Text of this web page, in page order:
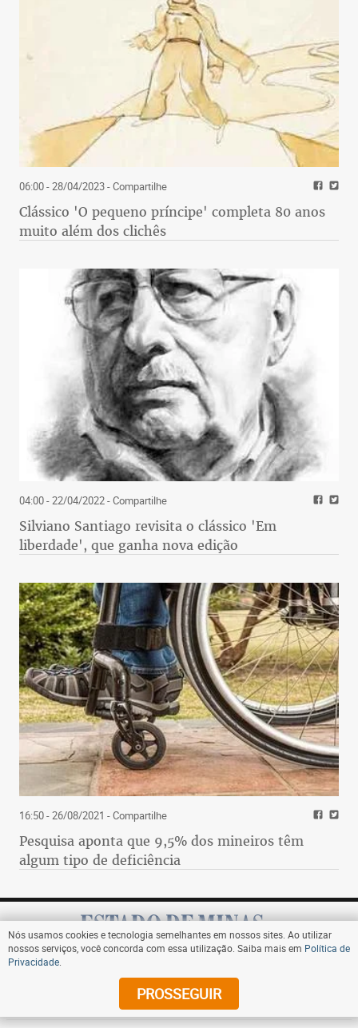
06:00 - 28/04/2023- Compartilhe
Clássico 'O pequeno príncipe' completa 80 anos
muito além dos clichês
04:00 - 22/04/2022- Compartilhe
Silviano Santiago revisita o clássico 'Em
liberdade', que ganha nova edição
16:50 - 26/08/2021 - Compartilhe
Pesquisa aponta que 9,5% dos mineiros têm
algum tipo de deficiência
Assine
Nós usamos cookies e tecnologia semelhantes em nossos sites. Ao utilizar
nossos serviços, você concorda com essa utilização. Saiba mais em Política de
Privacidade
PROSSEGUIR